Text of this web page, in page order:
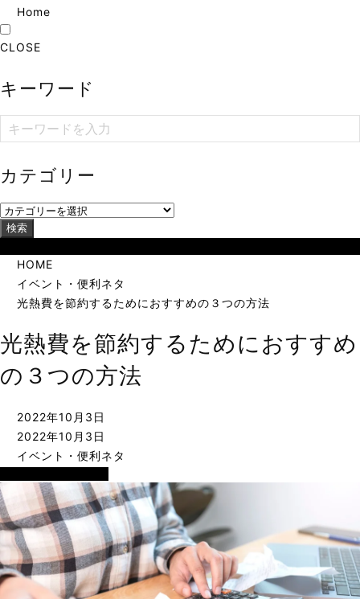
Home
CLOSE
キーワード
カテゴリー
検索
HOME
イベント・便利ネタ
光熱費を節約するためにおすすめの３つの方法
光熱費を節約するためにおすすめ
の３つの方法
2022年10月3日
2022年10月3日
イベント・便利ネタ